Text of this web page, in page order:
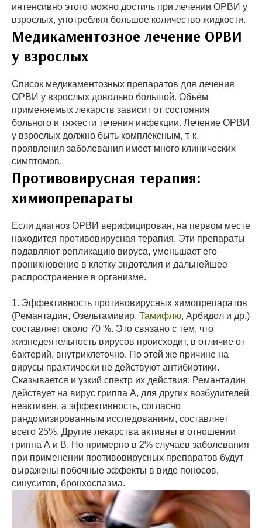
интенсивно этого можно достичь при лечении ОРВИ у
взрослых, употребляя большое количество жидкости.
Медикаментозное лечение ОРВИ
у взрослых
Список медикаментозных препаратов для лечения
ОРВИ у взрослых довольно большой. Объём
применяемых лекарств зависит от состояния
больного и тяжести течения инфекции. Лечение ОРВИ
у взрослых должно быть комплексным, т. к.
проявления заболевания имеет много клинических
симптомов.
Противовирусная терапия:
химиопрепараты
Если диагноз ОРВИ верифицирован, на первом месте
находится противовирусная терапия. Эти препараты
подавляют репликацию вируса, уменьшает его
проникновение в клетку эндотелия и дальнейшее
распространение в организме.
1. Эффективность противовирусных химопрепаратов
(Ремантадин, Озельтамивир, Тамифлю, Арбидол и др.)
составляет около 70 %. Это связано с тем, что
жизнедеятельность вирусов происходит, в отличие от
бактерий, внутриклеточно. По этой же причине на
вирусы практически не действуют антибиотики.
Сказывается и узкий спектр их действия: Ремантадин
действует на вирус гриппа А, для других возбудителей
неактивен, а эффективность, согласно
рандомизированным исследованиям, составляет
всего 25%. Другие лекарства активны в отношении
гриппа А и В. Но примерно в 2% случаев заболевания
при применении противовирусных препаратов будут
выражены побочные эффекты в виде поносов,
синуситов, бронхоспазма.